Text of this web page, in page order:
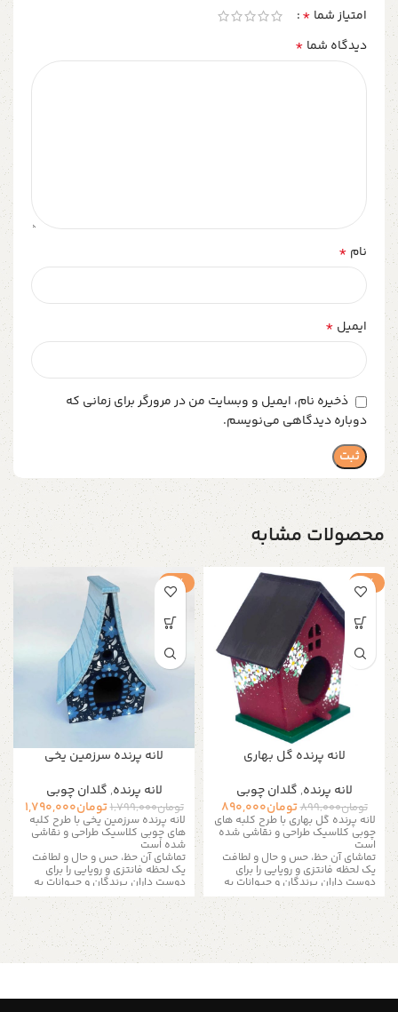
امتیاز شما *
دیدگاه شما *
نام *
ایمیل *
ذخیره نام، ایمیل و وبسایت من در مرورگر برای زمانی که
دوباره دیدگاهی می‌نویسم.
محصولات مشابه
-1%
لانه پرنده گل بهاری
لانه پرنده, گلدان چوبی
تومان899,000تومان890,000
لانه پرنده گل بهاری با طرح کلبه های
چوبی کلاسیک طراحی و نقاشی شده
است
تماشای آن حظ، حس و حال و لطافت
یک لحظه فانتزی و رویایی را برای
دوست داران پرندگان و حیوانات به
ارمغان دارد.
لانه پرنده گل بهاری یک آویز زیبا برای
باع ها و ویلاها و گزینه ای جذاب برای
پرندگان
که با رنگ اکریلیک بی بو و ضد
حساسیت نقاشی شده برای خود
موقعیت در حیاط، باغ یا حتی کوچه
-1%
لانه پرنده سرزمین یخی
لانه پرنده, گلدان چوبی
تومان1,799,000تومان1,790,000
لانه پرنده سرزمین یخی با طرح کلبه
های چوبی کلاسیک طراحی و نقاشی
شده است
تماشای آن حظ، حس و حال و لطافت
یک لحظه فانتزی و رویایی را برای
دوست داران پرندگان و حیوانات به
ارمغان دارد.
یک آویز زیبا برای باع ها و ویلاها و
گزینه ای جذاب برای پرندگان
لانه چوبی که با رنگ اکریلیک بی بو و
ضد حساسیت نقاشی شده برای خود
پرنده نیز، زیبا و بی مخاطره است!
روی تنه درختان، دیوار یا بالکن و در